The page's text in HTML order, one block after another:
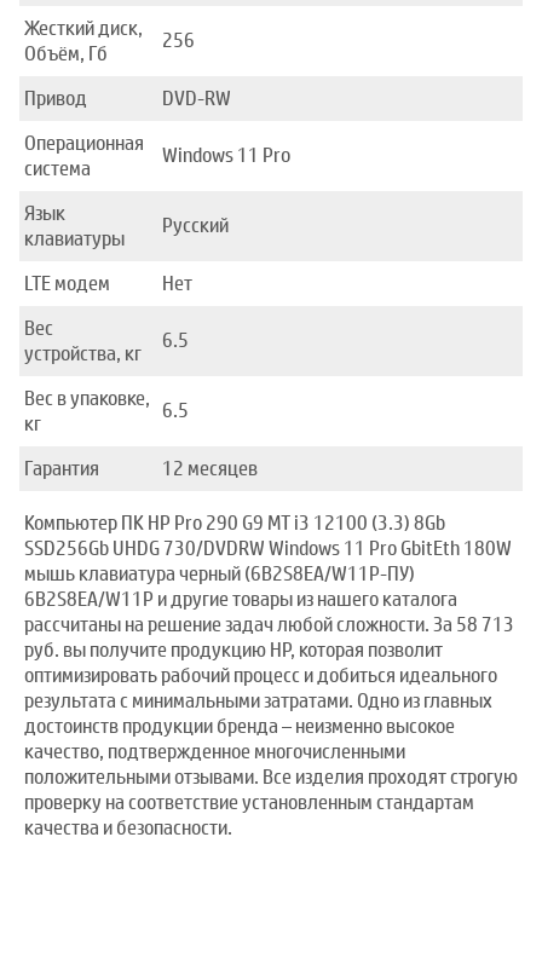
Жесткий диск,
Объём, Гб
256
Привод
DVD-RW
Операционная
система
Windows 11 Pro
Язык
клавиатуры
Русский
LTE модем
Нет
Вес
устройства, кг
6.5
Вес в упаковке,
кг
6.5
Гарантия 12 месяцев
Компьютер ПК HP Pro 290 G9 MT i3 12100 (3.3) 8Gb
SSD256Gb UHDG 730/DVDRW Windows 11 Pro GbitEth 180W
мышь клавиатура черный (6B2S8EA/W11P-ПУ)
6B2S8EA/W11P и другие товары из нашего каталога
рассчитаны на решение задач любой сложности. За 58 713
руб. вы получите продукцию HP, которая позволит
оптимизировать рабочий процесс и добиться идеального
результата с минимальными затратами. Одно из главных
достоинств продукции бренда – неизменно высокое
качество, подтвержденное многочисленными
положительными отзывами. Все изделия проходят строгую
проверку на соответствие установленным стандартам
качества и безопасности.